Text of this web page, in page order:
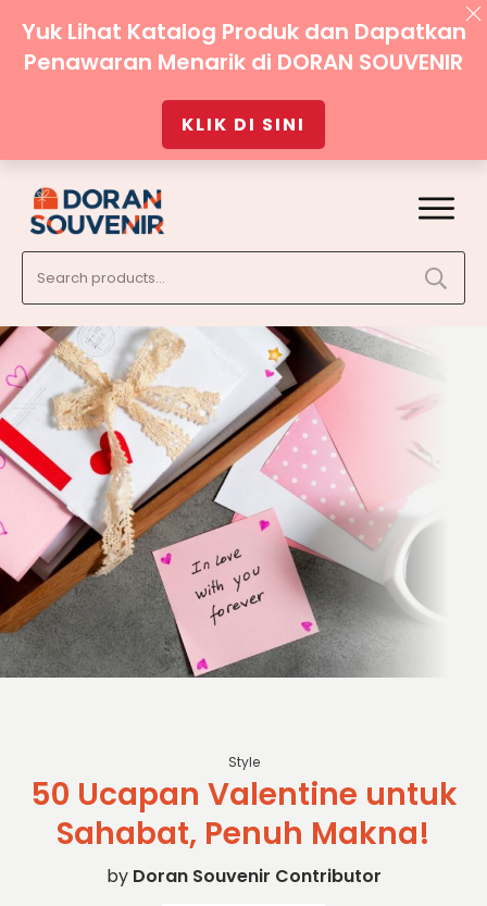
for:
Style
50 Ucapan Valentine untuk
Sahabat, Penuh Makna!
by Doran Souvenir Contributor
Yuk Lihat Katalog Produk dan Dapatkan
Penawaran Menarik di DORAN SOUVENIR
KLIK DI SINI